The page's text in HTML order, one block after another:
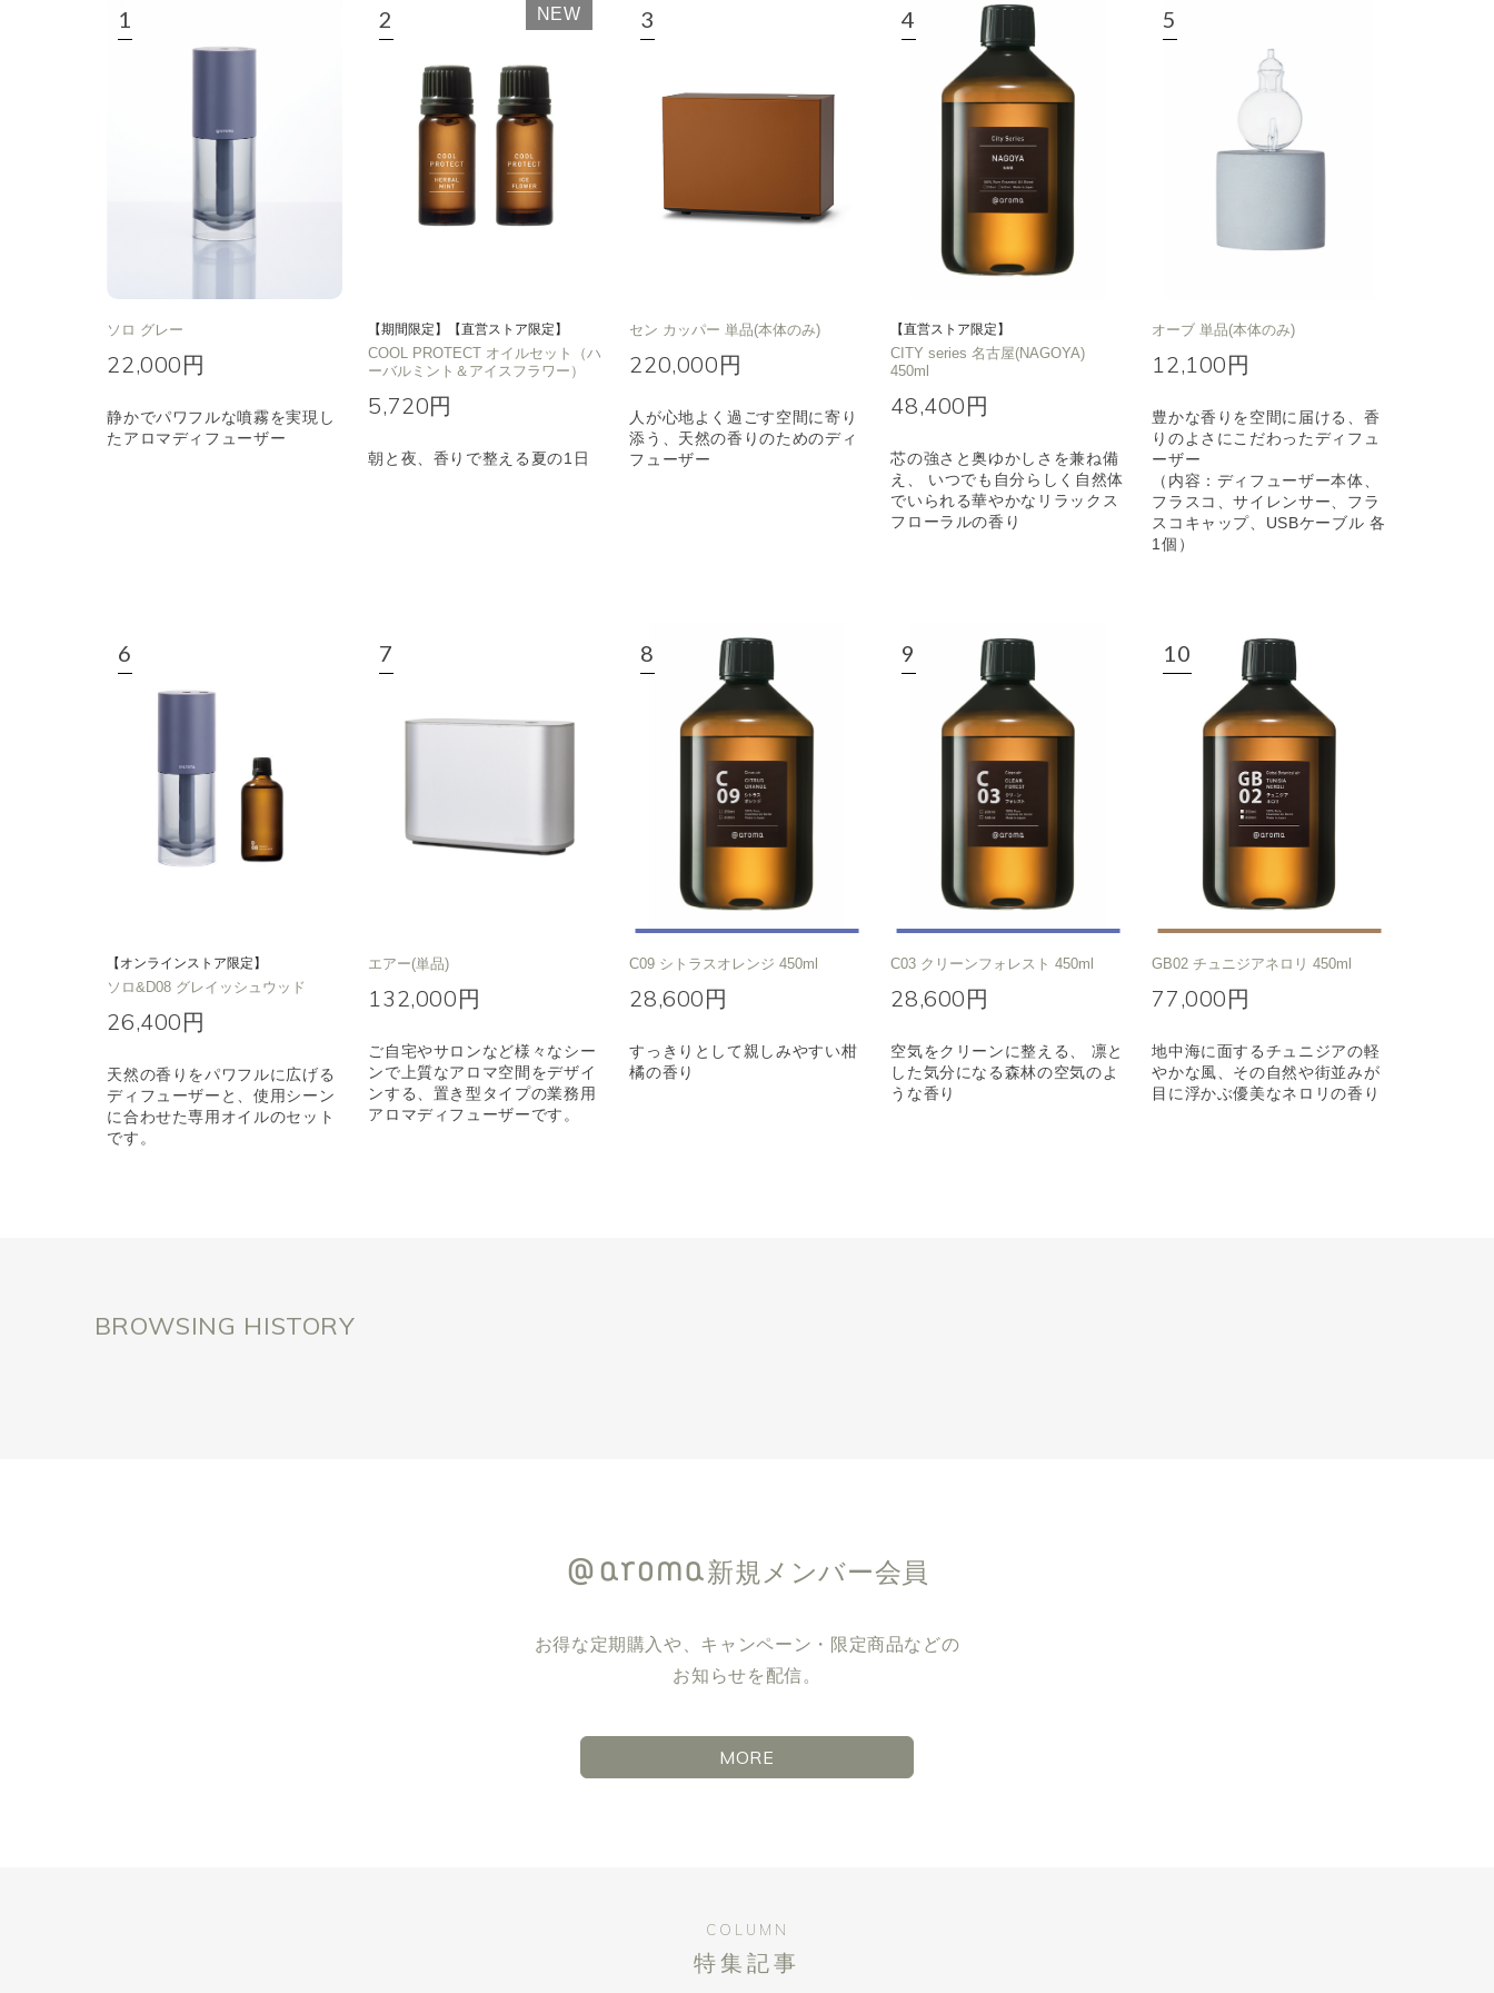
エキゾチック 和
クリア
ソロ グレー
22,000円
静かでパワフルな噴霧を実現し
たアロマディフューザー
NEW
【期間限定】【直営ストア限定】
COOL PROTECT オイルセット（ハ
ーバルミント＆アイスフラワー）
5,720円
朝と夜、香りで整える夏の1日
セン カッパー 単品(本体のみ)
220,000円
人が心地よく過ごす空間に寄り
添う、天然の香りのためのディ
フューザー
【直営ストア限定】
CITY series 名古屋(NAGOYA)
450ml
48,400円
芯の強さと奥ゆかしさを兼ね備
え、 いつでも自分らしく自然体
でいられる華やかなリラックス
フローラルの香り
オーブ 単品(本体のみ)
12,100円
豊かな香りを空間に届ける、香
りのよさにこだわったディフュ
ーザー
（内容：ディフューザー本体、
フラスコ、サイレンサー、フラ
スコキャップ、USBケーブル 各
1個）
【オンラインストア限定】
ソロ&D08 グレイッシュウッド
26,400円
天然の香りをパワフルに広げる
ディフューザーと、使用シーン
に合わせた専用オイルのセット
です。
エアー(単品)
132,000円
ご自宅やサロンなど様々なシー
ンで上質なアロマ空間をデザイ
ンする、置き型タイプの業務用
アロマディフューザーです。
C09 シトラスオレンジ 450ml
28,600円
すっきりとして親しみやすい柑
橘の香り
C03 クリーンフォレスト 450ml
28,600円
空気をクリーンに整える、 凛と
した気分になる森林の空気のよ
うな香り
GB02 チュニジアネロリ 450ml
77,000円
地中海に面するチュニジアの軽
やかな風、その自然や街並みが
目に浮かぶ優美なネロリの香り
BROWSING HISTORY
新規メンバー会員
お得な定期購入や、キャンペーン・限定商品などの
お知らせを配信。
MORE
COLUMN
特集記事